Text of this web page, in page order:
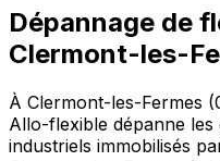
Dépannage de
Clermont-les-
À Clermont-les-Fermes
Allo-flexible dépanne les
industriels immobilisés